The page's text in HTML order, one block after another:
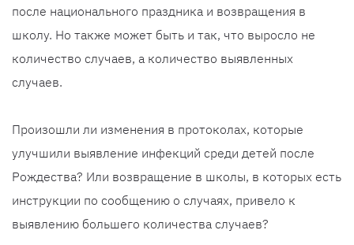
после национального праздника и возвращения в
школу. Но также может быть и так, что выросло не
количество случаев, а количество выявленных
случаев.
Произошли ли изменения в протоколах, которые
улучшили выявление инфекций среди детей после
Рождества? Или возвращение в школы, в которых есть
инструкции по сообщению о случаях, привело к
выявлению большего количества случаев?